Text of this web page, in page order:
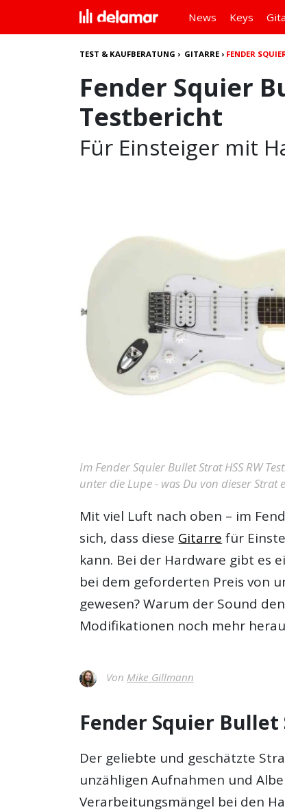
News Keys
TEST & KAUFBERATUNG › GITARRE › FENDER
Fender Squier
Testbericht
Für Einsteiger mit
Im Fender Squier Bullet Strat HSS RW
unter die Lupe - was Du von dieser
Mit viel Luft nach oben – im
sich, dass diese Gitarre für
kann. Bei der Hardware gibt es
bei dem geforderten Preis von
gewesen? Warum der Sound
Modifikationen noch mehr
Von Mike Gillmann
Fender Squier Bullet
Der geliebte und geschätzte
unzähligen Aufnahmen und
Verarbeitungsmängel bei den